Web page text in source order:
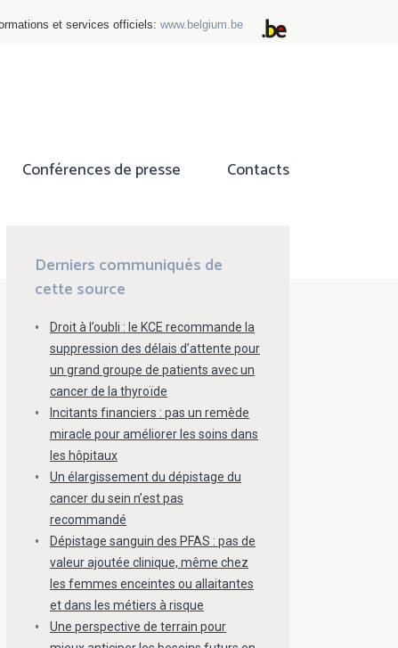
et services officiels: www.belgium.be
Conférences de presse Contacts
Derniers communiqués de
cette source
Droit à l’oubli : le KCE recommande la
suppression des délais d’attente pour
un grand groupe de patients avec un
cancer de la thyroïde
Incitants financiers : pas un remède
miracle pour améliorer les soins dans
les hôpitaux
Un élargissement du dépistage du
cancer du sein n’est pas
recommandé
Dépistage sanguin des PFAS : pas de
valeur ajoutée clinique, même chez
les femmes enceintes ou allaitantes
et dans les métiers à risque
Une perspective de terrain pour